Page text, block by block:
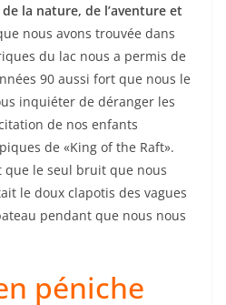
la nature, de l’aventure et
nous avons trouvée dans
du lac nous a permis de
90 aussi fort que nous le
inquiéter de déranger les
de nos enfants
de «King of the Raft».
que le seul bruit que nous
le doux clapotis des vagues
pendant que nous nous
péniche